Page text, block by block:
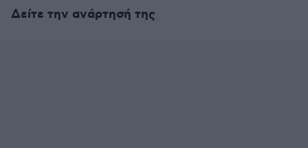
Δείτε την ανάρτησή της